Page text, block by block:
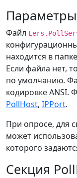
Файл
находится в папке
Если файла нет,
по умолчанию.
кодировке ANSI.
PollHost, IPPort.
При опросе, для
может
которого
Секция